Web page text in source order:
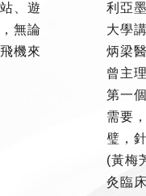
、遊
無論
機來
利亞
大學
炳梁
曾主
第一
需要
璧，
(黃梅
灸臨